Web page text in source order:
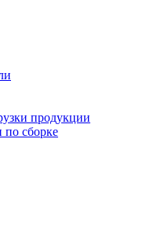
продукции
сборке